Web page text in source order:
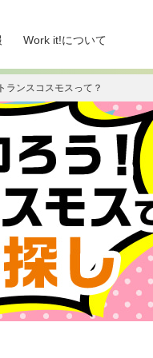
Work it!について
トランスコスモスって？